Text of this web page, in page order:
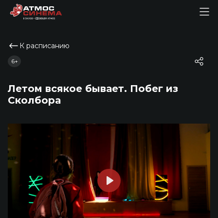
К расписанию
Летом всякое бывает. Побег из
Сколбора
6+
Play